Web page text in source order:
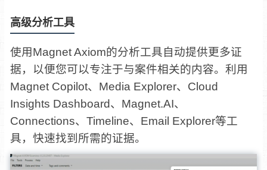
高级分析工具
使用Magnet Axiom的分析工具自动提供更多证
据，以便您可以专注于与案件相关的内容。利用
Magnet Copilot、Media Explorer、Cloud
Insights Dashboard、Magnet.AI、
Connections、Timeline、Email Explorer等工
具，快速找到所需的证据。